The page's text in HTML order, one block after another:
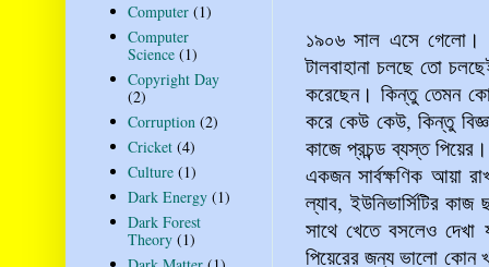
১৯০৬ সাল এসে গেলো।
টালবাহানা চলছে তো
করেছেন। কিন্তু তেমন
করে কেউ কেউ, কিন্তু
কাজে প্রচন্ড ব্যস্ত
একজন সার্বক্ষণিক আয়া
ল্যাব, ইউনিভার্সিটির
সাথে খেতে বসলেও দেখা
পিয়েরের জন্য ভালো কোন
Computer (1)
Computer
Science (1)
Copyright Day
(2)
Corruption (2)
Cricket (4)
Culture (1)
Dark Energy (1)
Dark Forest
Theory (1)